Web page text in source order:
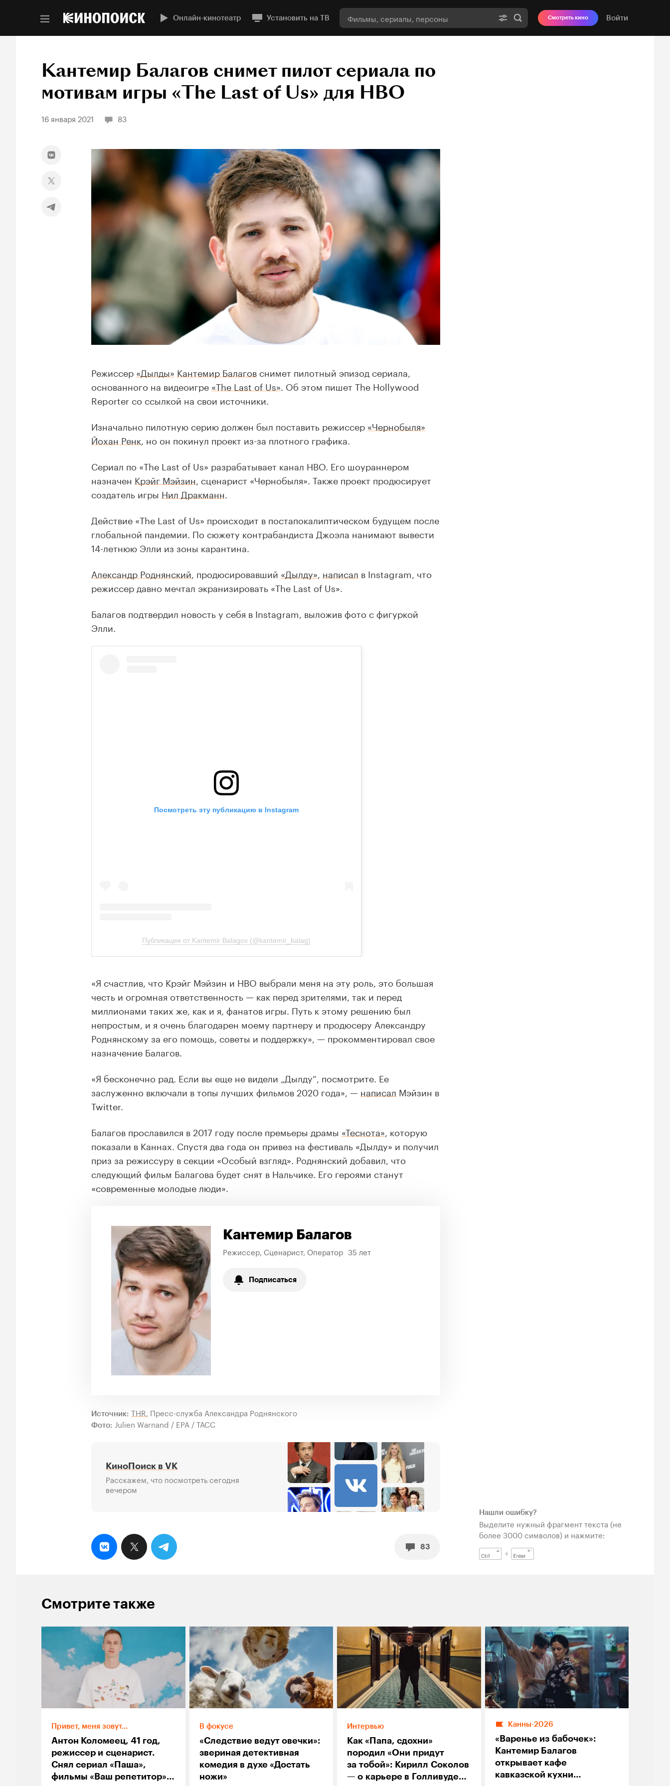
Онлайн-кинотеатр Установить на ТВ Смотреть кино Войти
Кантемир Балагов снимет пилот сериала по
мотивам игры «The Last of Us» для HBO
16 января 2021 83
Режиссер «Дылды» Кантемир Балагов снимет пилотный эпизод сериала,
основанного на видеоигре «The Last of Us» . Об этом пишет The Hollywood
Reporter со ссылкой на свои источники.
Изначально пилотную серию должен был поставить режиссер «Чернобыля»
Йохан Ренк , но он покинул проект из-за плотного графика.
Сериал по «The Last of Us» разрабатывает канал HBO. Его шоураннером
назначен Крэйг Мэйзин , сценарист «Чернобыля». Также проект продюсирует
создатель игры Нил Дракманн
Действие «The Last of Us» происходит в постапокалиптическом будущем после
глобальной пандемии. По сюжету контрабандиста Джоэла нанимают вывести
14-летнюю Элли из зоны карантина.
Александр Роднянский , продюсировавший «Дылду» написал в Instagram, что
режиссер давно мечтал экранизировать «The Last of Us».
Балагов подтвердил новость у себя в Instagram, выложив фото с фигуркой
Элли.
«Я счастлив, что Крэйг Мэйзин и HBO выбрали меня на эту роль, это большая
честь и огромная ответственность — как перед зрителями, так и перед
миллионами таких же, как и я, фанатов игры. Путь к этому решению был
непростым, и я очень благодарен моему партнеру и продюсеру Александру
Роднянскому за его помощь, советы и поддержку», — прокомментировал свое
назначение Балагов.
«Я бесконечно рад. Если вы еще не видели „Дылду“, посмотрите. Ее
заслуженно включали в топы лучших фильмов 2020 года», — написал Мэйзин в
Twitter.
Балагов прославился в 2017 году после премьеры драмы «Теснота» , которую
показали в Каннах. Спустя два года он привез на фестиваль «Дылду» и получил
приз за режиссуру в секции «Особый взгляд». Роднянский добавил, что
следующий фильм Балагова будет снят в Нальчике. Его героями станут
«современные молодые люди».
Кантемир Балагов
Режиссер, Сценарист, Оператор 35 лет
Подписаться
Источник: THR, Пресс-служба Александра Роднянского
Фото: Julien Warnand / EPA / ТАСС
КиноПоиск в VK
Расскажем, что посмотреть сегодня
вечером
83
Нашли ошибку?
Выделите нужный фрагмент текста (не
более 3000 символов) и нажмите:
Смотрите также
Привет, меня зовут…
Антон Коломеец, 41 год,
режиссер и сценарист.
Снял сериал «Паша»,
фильмы «Ваш репетитор» и
В фокусе
«Следствие ведут овечки»:
звериная детективная
комедия в духе «Достать
ножи»
Интервью
Как «Папа, сдохни»
породил «Они придут
за тобой»: Кирилл Соколов
— о карьере в Голливуде
Канны-2026
«Варенье из бабочек»:
Кантемир Балагов
открывает кафе
кавказской кухни